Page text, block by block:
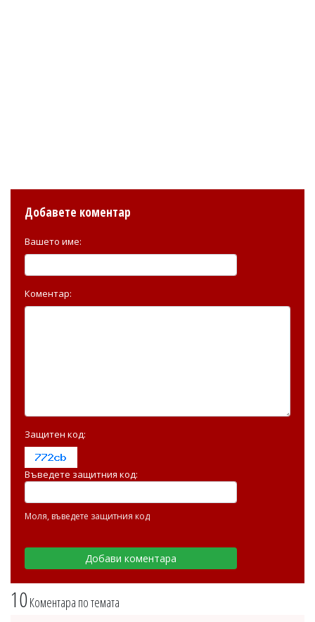
10Коментара по темата
Добавете коментар
Вашето име:
Коментар:
Защитен код:
Въведете защитния код:
Моля, въведете защитния код